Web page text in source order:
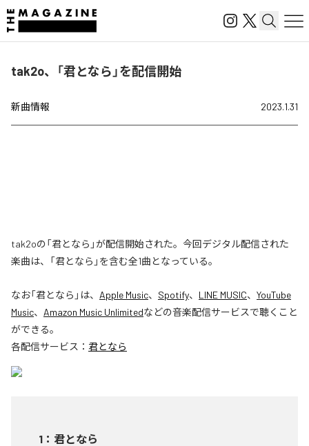
tak2o、「君となら」を配信開始
新曲情報 2023.1.31
tak2oの「君となら」が配信開始された。今回デジタル配信された
楽曲は、「君となら」を含む全1曲となっている。
なお「君となら 」は、 Apple Music、 Spotify、 LINE MUSIC、 YouTube
Music、 Amazon Music Unlimitedなどの音楽配信サービスで聴くこと
ができる。
各配信サービス： 君となら
1 ： 君となら